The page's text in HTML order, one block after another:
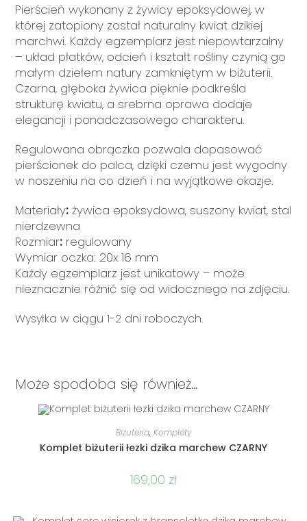
Pierścień wykonany z żywicy epoksydowej, w
której zatopiony został naturalny kwiat dzikiej
marchwi. Każdy egzemplarz jest niepowtarzalny
– układ płatków, odcień i kształt rośliny czynią go
małym dziełem natury zamkniętym w biżuterii.
Czarna, głęboka żywica pięknie podkreśla
strukturę kwiatu, a srebrna oprawa dodaje
elegancji i ponadczasowego charakteru.
Regulowana obrączka pozwala dopasować
pierścionek do palca, dzięki czemu jest wygodny
w noszeniu na co dzień i na wyjątkowe okazje.
Materiały: żywica epoksydowa, suszony kwiat, stal
nierdzewna
Rozmiar: regulowany
Wymiar oczka: 20x 16 mm
Każdy egzemplarz jest unikatowy – może
nieznacznie różnić się od widocznego na zdjęciu.
Wysyłka w ciągu 1-2 dni roboczych.
Może spodoba się również…
DODAJ DO KOSZYKA
Biżuteria, Komplety
Komplet biżuterii łezki dzika marchew CZARNY
169,00 zł